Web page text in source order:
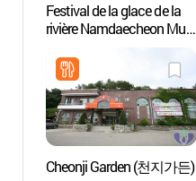
Festival de la glace de la
rivière Namdaecheon Muju
(무주남대천 얼음축제)
Cheonji Garden (천지가든)